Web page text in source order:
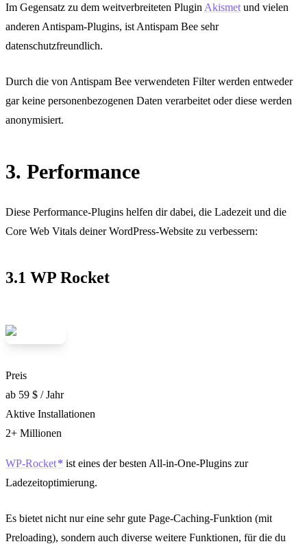
Im Gegensatz zu dem weitverbreiteten Plugin Akismet und vielen
anderen Antispam-Plugins, ist Antispam Bee sehr
datenschutzfreundlich.
Durch die von Antispam Bee verwendeten Filter werden entweder
gar keine personenbezogenen Daten verarbeitet oder diese werden
anonymisiert.
3. Performance
Diese Performance-Plugins helfen dir dabei, die Ladezeit und die
Core Web Vitals deiner WordPress-Website zu verbessern:
3.1 WP Rocket
Preis
ab 59 $ / Jahr
Aktive Installationen
2+ Millionen
WP-Rocket
ist eines der besten All-in-One-Plugins zur
Ladezeitoptimierung.
Es bietet nicht nur eine sehr gute Page-Caching-Funktion (mit
Preloading), sondern auch diverse weitere Funktionen, für die du